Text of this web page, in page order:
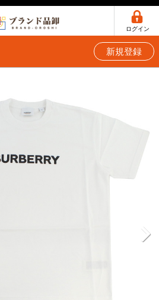
ログイン
新規登録